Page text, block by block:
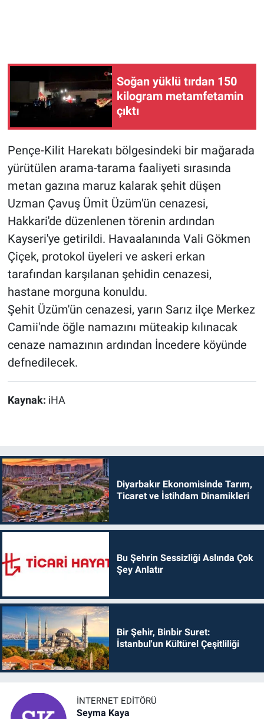
Soğan yüklü tırdan 150
kilogram metamfetamin
çıktı
Pençe-Kilit Harekatı bölgesindeki bir mağarada
yürütülen arama-tarama faaliyeti sırasında
metan gazına maruz kalarak şehit düşen
Uzman Çavuş Ümit Üzüm'ün cenazesi,
Hakkari'de düzenlenen törenin ardından
Kayseri'ye getirildi. Havaalanında Vali Gökmen
Çiçek, protokol üyeleri ve askeri erkan
tarafından karşılanan şehidin cenazesi,
hastane morguna konuldu.
Şehit Üzüm'ün cenazesi, yarın Sarız ilçe Merkez
Camii'nde öğle namazını müteakip kılınacak
cenaze namazının ardından İncedere köyünde
defnedilecek.
Kaynak: iHA
Diyarbakır Ekonomisinde Tarım,
Ticaret ve İstihdam Dinamikleri
Bu Şehrin Sessizliği Aslında Çok
Şey Anlatır
Bir Şehir, Binbir Suret:
İstanbul'un Kültürel Çeşitliliği
İNTERNET EDITÖRÜ
Seyma Kaya